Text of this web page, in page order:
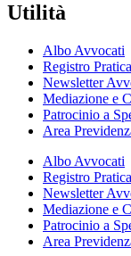
Utilità
Albo Avvocati
Registro
Newsletter
Mediazione e
Patrocinio a
Area
Albo Avvocati
Registro
Newsletter
Mediazione e
Patrocinio a
Area